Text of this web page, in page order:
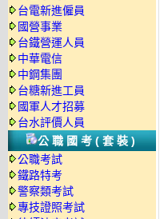
台電新進僱員
國營事業
台鐵營運人員
中華電信
中鋼集團
台糖新進工員
國軍人才招募
台水評價人員
公職國考(套裝)
公職考試
鐵路特考
警察類考試
專技證照考試